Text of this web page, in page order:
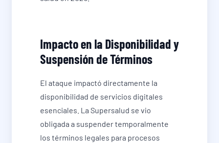
Impacto en la Disponibilidad y
Suspensión de Términos
El ataque impactó directamente la
disponibilidad de servicios digitales
esenciales. La Supersalud se vio
obligada a suspender temporalmente
los términos legales para procesos